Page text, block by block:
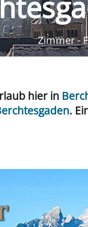
Zimmer -
hier in
.